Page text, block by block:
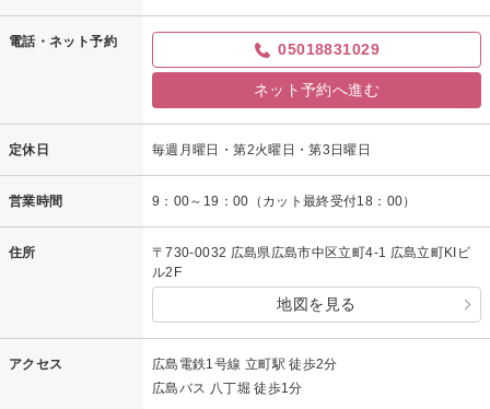
電話・ネット予約 05018831029
ネット予約へ進む
定休日 毎週月曜日・第2火曜日・第3日曜日
営業時間 9：00～19：00（カット最終受付18：00）
住所
〒730-0032 広島県広島市中区立町4-1 広島立町KIビ
ル2F
地図を見る
アクセス
広島電鉄1号線 立町駅 徒歩2分
広島バス 八丁堀 徒歩1分